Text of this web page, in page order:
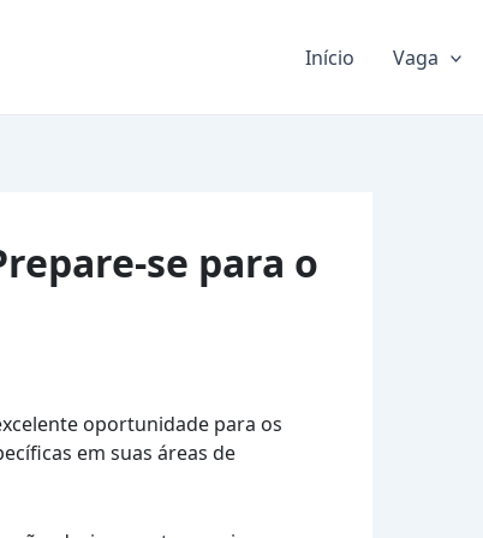
Início Vaga
se para o
oportunidade para os
em suas áreas de